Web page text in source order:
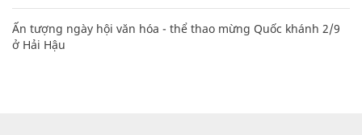
Ấn tượng ngày hội văn hóa - thể thao mừng Quốc khánh 2/9
ở Hải Hậu